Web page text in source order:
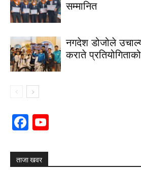
सम्मानित
नगदेश डोजोले
कराते
Facebook
ताजा खवर